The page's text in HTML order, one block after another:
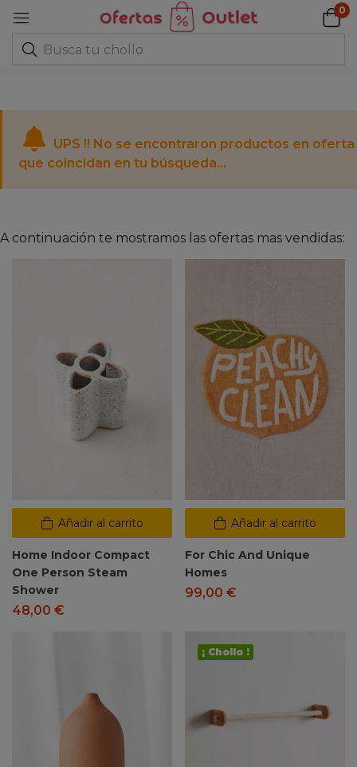
0
UPS !! No se encontraron productos en oferta
que coincidan en tu búsqueda...
A continuación te mostramos las ofertas mas vendidas:
Añadir al carrito
Home Indoor Compact
One Person Steam
Shower
48,00 €
Añadir al carrito
For Chic And Unique
Homes
99,00 €
¡ Chollo !